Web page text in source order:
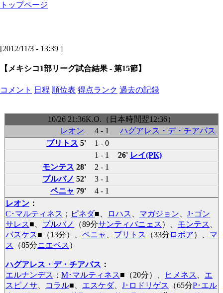
トップページ
[2012/11/3 - 13:39 ]
【メキシコ1部リーグ試合結果 - 第15節】
コメント 日程 順位表 得点ランク 過去の記録
10/26 21:36K.O.（日本時間翌12:36）
レオン
4 - 1
ハグアレス・デ・チアパス
ブリトス 5'
1 - 0
1 - 1
26' レイ(PK)
モンテス 28'
2 - 1
ブルバノ 52'
3 - 1
ペニャ 79'
4 - 1
レオン：
C･マルティネス ； ピネダ■ ロハス マガジョン
J･ゴン
サレス■ ブルバノ （89分サンティバニェス ）、 モンテス
バスケス■ （13分）、 ペニャ ブリトス （33分 ロボア）、 マ
ス
（85分ニエベス ）
ハグアレス・デ・チアパス ：
エルナンデス ； M･マルティネス■ （20分）、 ヒメネス
エ
スピノサ
コラル■ エスケダ、 J･ロドリゲス （65分P･エル